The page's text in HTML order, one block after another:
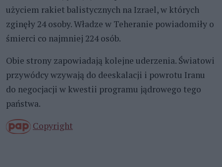
użyciem rakiet balistycznych na Izrael, w których
zginęły 24 osoby. Władze w Teheranie powiadomiły o
śmierci co najmniej 224 osób.
Obie strony zapowiadają kolejne uderzenia. Światowi
przywódcy wzywają do deeskalacji i powrotu Iranu
do negocjacji w kwestii programu jądrowego tego
państwa.
Copyright